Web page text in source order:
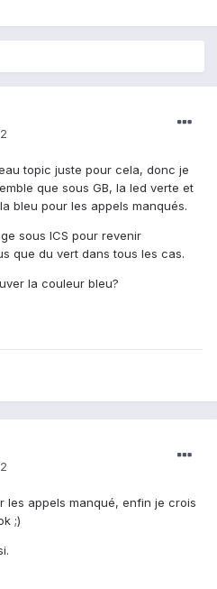
topic juste pour cela, donc je
que sous GB, la led verte et
bleu pour les appels manqués.
sous ICS pour revenir
que du vert dans tous les cas.
la couleur bleu?
les appels manqué, enfin je crois
;)